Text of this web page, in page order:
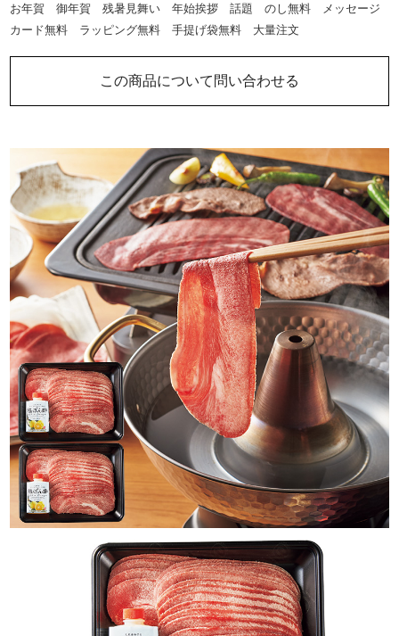
この商品について問い合わせる
お年賀 御年賀 残暑見舞い 年始挨拶 話題 のし無料 メッセージ
カード無料 ラッピング無料 手提げ袋無料 大量注文